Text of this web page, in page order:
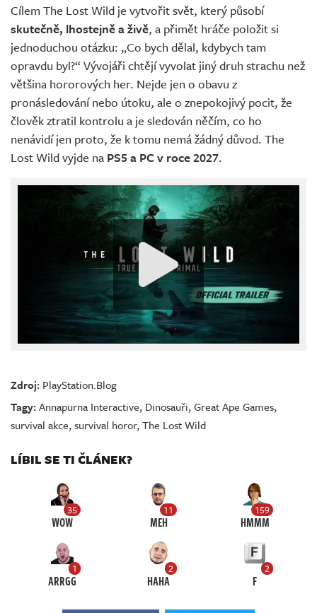
Cílem The Lost Wild je vytvořit svět, který působí
skutečně, lhostejně a živě, a přimět hráče položit si
jednoduchou otázku: „Co bych dělal, kdybych tam
opravdu byl?“ Vývojáři chtějí vyvolat jiný druh strachu než
většina hororových her. Nejde jen o obavu z
pronásledování nebo útoku, ale o znepokojivý pocit, že
člověk ztratil kontrolu a je sledován něčím, co ho
nenávidí jen proto, že k tomu nemá žádný důvod. The
Lost Wild vyjde na PS5 a PC v roce 2027.
Zdroj: PlayStation.Blog
Tagy:Annapurna Interactive, Dinosauři,Great Ape Games,
survival akce,survival horor,The Lost Wild
LÍBIL SE TI ČLÁNEK?
35
WOW
11
MEH
159
HMMM
1
ARRGG
2
HAHA
2
F